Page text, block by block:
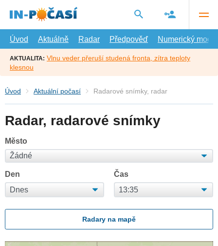
hlavní
Úvod
Aktuálně Radar Předpověď Numerický model
AKTUALITA: Vlnu veder přeruší studená fronta, zítra teploty
klesnou
Úvod Aktuální počasí Radarové snímky, radar
Radar, radarové snímky
Město
Den Čas
Radary na mapě